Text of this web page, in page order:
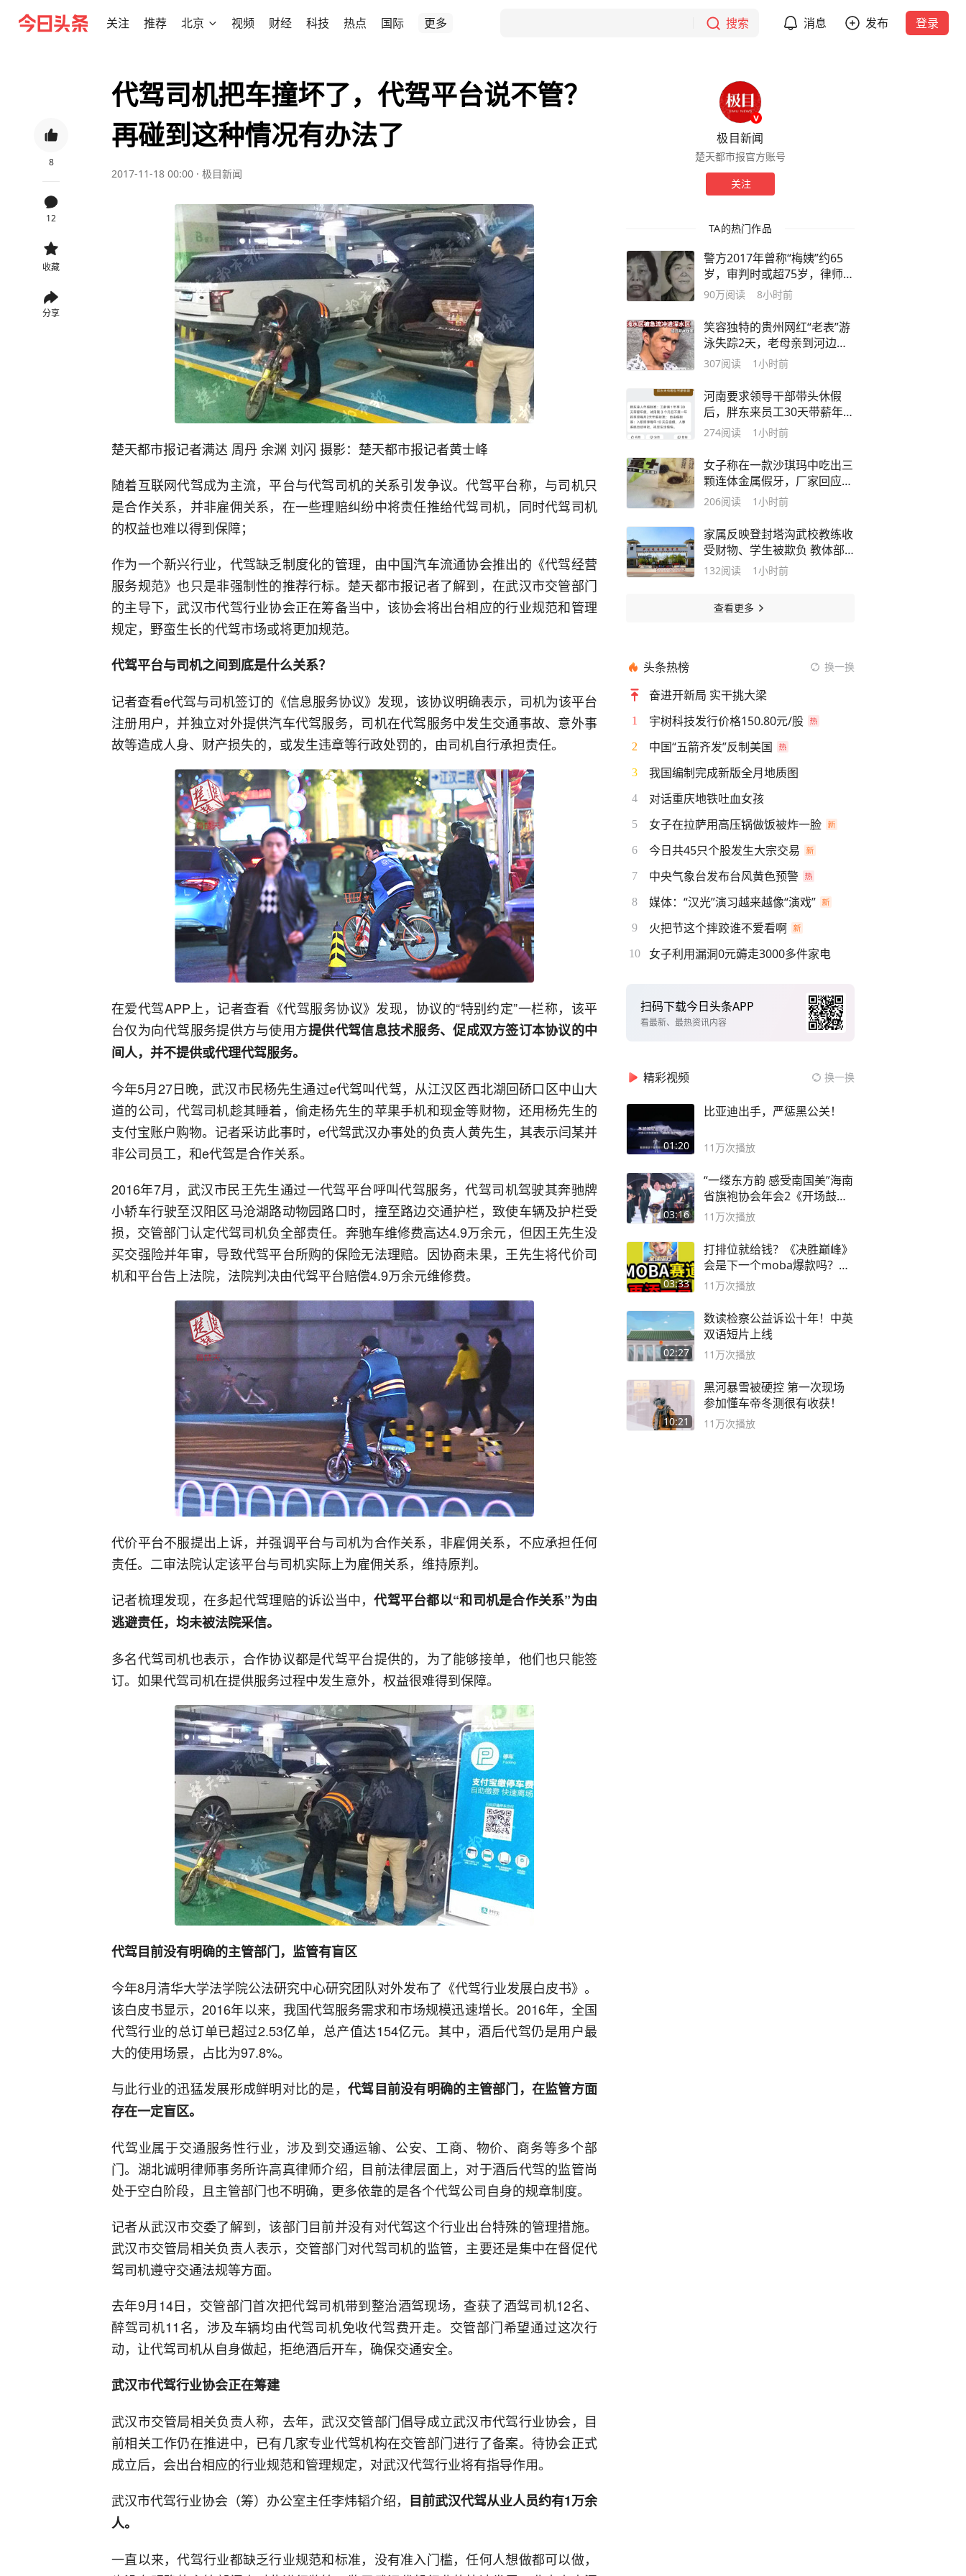
关注 推荐 北京 视频 财经 科技 热点 国际 更多 搜索 消息 发布 登录
8
12
收藏
分享
代驾司机把车撞坏了，代驾平台说不管？
再碰到这种情况有办法了
2017-11-18 00:00 · 极目新闻
楚天都市报记者满达 周丹 余渊 刘闪 摄影：楚天都市报记者黄士峰
随着互联网代驾成为主流，平台与代驾司机的关系引发争议。代驾平台称，与司机只
是合作关系，并非雇佣关系，在一些理赔纠纷中将责任推给代驾司机，同时代驾司机
的权益也难以得到保障；
作为一个新兴行业，代驾缺乏制度化的管理，由中国汽车流通协会推出的《代驾经营
服务规范》也只是非强制性的推荐行标。楚天都市报记者了解到，在武汉市交管部门
的主导下，武汉市代驾行业协会正在筹备当中，该协会将出台相应的行业规范和管理
规定，野蛮生长的代驾市场或将更加规范。
代驾平台与司机之间到底是什么关系？
记者查看e代驾与司机签订的《信息服务协议》发现，该协议明确表示，司机为该平台
注册用户，并独立对外提供汽车代驾服务，司机在代驾服务中发生交通事故、意外事
故等造成人身、财产损失的，或发生违章等行政处罚的，由司机自行承担责任。
在爱代驾APP上，记者查看《代驾服务协议》发现，协议的“特别约定”一栏称，该平
台仅为向代驾服务提供方与使用方提供代驾信息技术服务、促成双方签订本协议的中
间人，并不提供或代理代驾服务。
今年5月27日晚，武汉市民杨先生通过e代驾叫代驾，从江汉区西北湖回硚口区中山大
道的公司，代驾司机趁其睡着，偷走杨先生的苹果手机和现金等财物，还用杨先生的
支付宝账户购物。记者采访此事时，e代驾武汉办事处的负责人黄先生，其表示闫某并
非公司员工，和e代驾是合作关系。
2016年7月，武汉市民王先生通过一代驾平台呼叫代驾服务，代驾司机驾驶其奔驰牌
小轿车行驶至汉阳区马沧湖路动物园路口时，撞至路边交通护栏，致使车辆及护栏受
损，交管部门认定代驾司机负全部责任。奔驰车维修费高达4.9万余元，但因王先生没
买交强险并年审，导致代驾平台所购的保险无法理赔。因协商未果，王先生将代价司
机和平台告上法院，法院判决由代驾平台赔偿4.9万余元维修费。
代价平台不服提出上诉，并强调平台与司机为合作关系，非雇佣关系，不应承担任何
责任。二审法院认定该平台与司机实际上为雇佣关系，维持原判。
记者梳理发现，在多起代驾理赔的诉讼当中，代驾平台都以“和司机是合作关系”为由
逃避责任，均未被法院采信。
多名代驾司机也表示，合作协议都是代驾平台提供的，为了能够接单，他们也只能签
订。如果代驾司机在提供服务过程中发生意外，权益很难得到保障。
代驾目前没有明确的主管部门，监管有盲区
今年8月清华大学法学院公法研究中心研究团队对外发布了《代驾行业发展白皮书》。
该白皮书显示，2016年以来，我国代驾服务需求和市场规模迅速增长。2016年，全国
代驾行业的总订单已超过2.53亿单，总产值达154亿元。其中，酒后代驾仍是用户最
大的使用场景，占比为97.8%。
与此行业的迅猛发展形成鲜明对比的是， 代驾目前没有明确的主管部门，在监管方面
存在一定盲区。
代驾业属于交通服务性行业，涉及到交通运输、公安、工商、物价、商务等多个部
门。湖北诚明律师事务所许高真律师介绍，目前法律层面上，对于酒后代驾的监管尚
处于空白阶段，且主管部门也不明确，更多依靠的是各个代驾公司自身的规章制度。
记者从武汉市交委了解到，该部门目前并没有对代驾这个行业出台特殊的管理措施。
武汉市交管局相关负责人表示，交管部门对代驾司机的监管，主要还是集中在督促代
驾司机遵守交通法规等方面。
去年9月14日，交管部门首次把代驾司机带到整治酒驾现场，查获了酒驾司机12名、
醉驾司机11名，涉及车辆均由代驾司机免收代驾费开走。交管部门希望通过这次行
动，让代驾司机从自身做起，拒绝酒后开车，确保交通安全。
武汉市代驾行业协会正在筹建
武汉市交管局相关负责人称，去年，武汉交管部门倡导成立武汉市代驾行业协会，目
前相关工作仍在推进中，已有几家专业代驾机构在交管部门进行了备案。待协会正式
成立后，会出台相应的行业规范和管理规定，对武汉代驾行业将有指导作用。
武汉市代驾行业协会（筹）办公室主任李炜韬介绍， 目前武汉代驾从业人员约有1万余
人。
一直以来，代驾行业都缺乏行业规范和标准，没有准入门槛，任何人想做都可以做，
极目新闻
楚天都市报官方账号
关注
TA的热门作品
警方2017年曾称“梅姨”约65
岁，审判时或超75岁，律师解
读：满75周岁不适用死刑，以
90万阅读 8小时前
笑容独特的贵州网红“老表”游
泳失踪2天，老母亲到河边焦
急呼唤，当地多方搜救中，弟
深水区
307阅读 1小时前
河南要求领导干部带头休假
后，胖东来员工30天带薪年假
引热议，还有10天“不开心
个月，建议年休假至少20天至
40天
274阅读 1小时前
女子称在一款沙琪玛中吃出三
颗连体金属假牙，厂家回应：
高度重视，已启动内部核查，
206阅读 1小时前
家属反映登封塔沟武校教练收
受财物、学生被欺负 教体部
门：已介入协商处理
132阅读 1小时前
查看更多
头条热榜 换一换
奋进开新局 实干挑大梁
1 宇树科技发行价格150.80元/股
2 中国“五箭齐发”反制美国
3 我国编制完成新版全月地质图
4 对话重庆地铁吐血女孩
5 女子在拉萨用高压锅做饭被炸一脸
6 今日共45只个股发生大宗交易
7 中央气象台发布台风黄色预警
8 媒体：“汉光”演习越来越像“演戏”
9 火把节这个摔跤谁不爱看啊
10 女子利用漏洞0元薅走3000多件家电
扫码下载今日头条APP
看最新、最热资讯内容
精彩视频 换一换
01:20
比亚迪出手，严惩黑公关！
11万次播放
03:16
“一缕东方韵 感受南国美”海南
省旗袍协会年会2《开场鼓》
二团
11万次播放
03:33
打排位就给钱？《决胜巅峰》
会是下一个moba爆款吗？#
决胜巅峰
11万次播放
02:27
数读检察公益诉讼十年！中英
双语短片上线
11万次播放
10:21
黑河暴雪被硬控 第一次现场
参加懂车帝冬测很有收获！
11万次播放